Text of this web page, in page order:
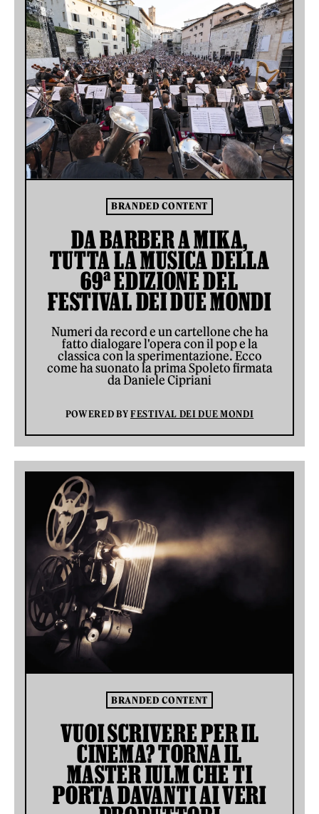
BRANDED CONTENT
DA BARBER A MIKA,
TUTTA LA MUSICA DELLA
69ª EDIZIONE DEL
FESTIVAL DEI DUE MONDI
Numeri da record e un cartellone che ha
fatto dialogare l'opera con il pop e la
classica con la sperimentazione. Ecco
come ha suonato la prima Spoleto firmata
da Daniele Cipriani
POWERED BYFESTIVAL DEI DUE MONDI
BRANDED CONTENT
VUOI SCRIVERE PER IL
CINEMA? TORNA IL
MASTER IULM CHE TI
PORTA DAVANTI AI VERI